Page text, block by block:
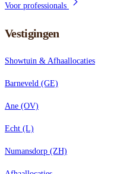
Voor professionals
Vestigingen
Showtuin & Afhaallocaties
Barneveld (GE)
Ane (OV)
Echt (L)
Numansdorp (ZH)